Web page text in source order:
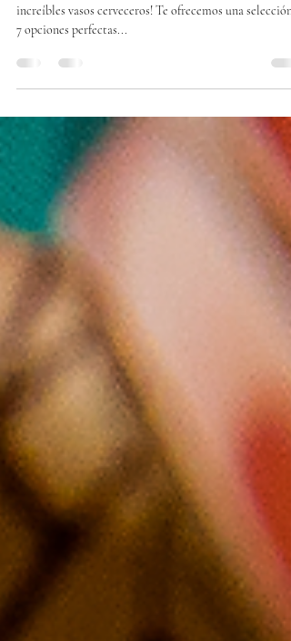
Patrick's
increíbles vasos cerveceros! Te ofrecemos una selección